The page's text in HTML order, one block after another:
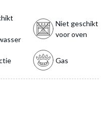
Niet geschikt
voor oven
Gas